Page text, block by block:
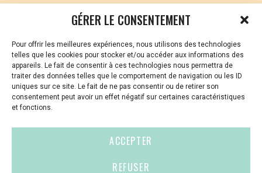
GÉRER LE CONSENTEMENT
Pour offrir les meilleures expériences, nous utilisons des technologies
telles que les cookies pour stocker et/ou accéder aux informations des
appareils. Le fait de consentir à ces technologies nous permettra de
traiter des données telles que le comportement de navigation ou les ID
uniques sur ce site. Le fait de ne pas consentir ou de retirer son
consentement peut avoir un effet négatif sur certaines caractéristiques
et fonctions.
ACCEPTER
REFUSER
CELLULE D’ÉCOUTE ET DE SOUTIEN PSYCHOLOGIQUE ET
Vous avez été témoin ou vous êtes victime de VSS ? Ou
vous êtes référent·es harcèlement en besoin de soutien
ou d’informations ?
01 87 20 30 90
violences-sexuelles-culture@audiens.org